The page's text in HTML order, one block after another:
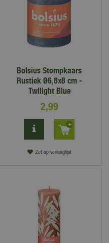
Bolsius Stompkaars
Rustiek Ø6,8x8 cm -
Twilight Blue
2,99
Zet op verlanglijst